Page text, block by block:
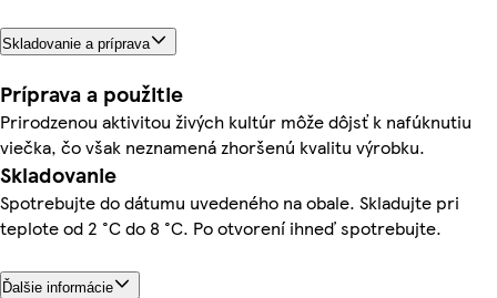
Skladovanie a príprava
Príprava a použitie
Prirodzenou aktivitou živých kultúr môže dôjsť k nafúknutiu
viečka, čo však neznamená zhoršenú kvalitu výrobku.
Skladovanie
Spotrebujte do dátumu uvedeného na obale. Skladujte pri
teplote od 2 °C do 8 °C. Po otvorení ihneď spotrebujte.
Ďalšie informácie